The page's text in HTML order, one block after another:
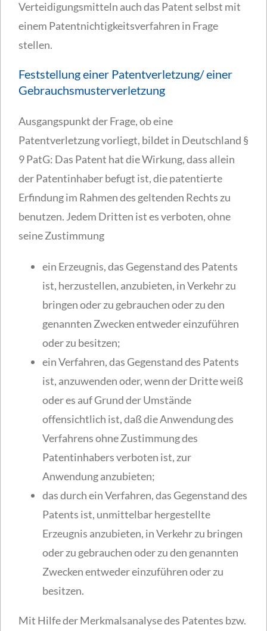
Verteidigungsmitteln auch das Patent selbst mit
einem Patentnichtigkeitsverfahren in Frage
stellen.
Feststellung einer Patentverletzung/ einer
Gebrauchsmusterverletzung
Ausgangspunkt der Frage, ob eine
Patentverletzung vorliegt, bildet in Deutschland §
9 PatG: Das Patent hat die Wirkung, dass allein
der Patentinhaber befugt ist, die patentierte
Erfindung im Rahmen des geltenden Rechts zu
benutzen. Jedem Dritten ist es verboten, ohne
seine Zustimmung
ein Erzeugnis, das Gegenstand des Patents
ist, herzustellen, anzubieten, in Verkehr zu
bringen oder zu gebrauchen oder zu den
genannten Zwecken entweder einzuführen
oder zu besitzen;
ein Verfahren, das Gegenstand des Patents
ist, anzuwenden oder, wenn der Dritte weiß
oder es auf Grund der Umstände
offensichtlich ist, daß die Anwendung des
Verfahrens ohne Zustimmung des
Patentinhabers verboten ist, zur
Anwendung anzubieten;
das durch ein Verfahren, das Gegenstand des
Patents ist, unmittelbar hergestellte
Erzeugnis anzubieten, in Verkehr zu bringen
oder zu gebrauchen oder zu den genannten
Zwecken entweder einzuführen oder zu
besitzen.
Mit Hilfe der Merkmalsanalyse des Patentes bzw.